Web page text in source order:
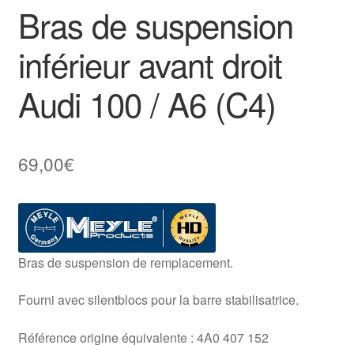
Bras de suspension
inférieur avant droit
Audi 100 / A6 (C4)
69,00€
Bras de suspension de remplacement.
Fourni avec silentblocs pour la barre stabilisatrice.
Référence origine équivalente : 4A0 407 152